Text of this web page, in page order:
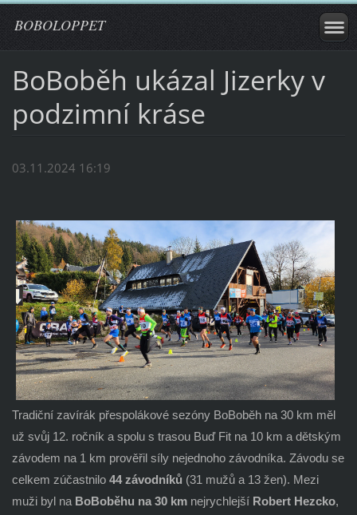
BOBOLOPPET
BoBoběh ukázal Jizerky v
podzimní kráse
03.11.2024 16:19
Tradiční zavírák přespolákové sezóny BoBoběh na 30 km měl
už svůj 12. ročník a spolu s trasou Buď Fit na 10 km a dětským
závodem na 1 km prověřil síly nejednoho závodníka. Závodu se
celkem zúčastnilo 44 závodníků (31 mužů a 13 žen). Mezi
muži byl na BoBoběhu na 30 kmnejrychlejší Robert Hezcko,